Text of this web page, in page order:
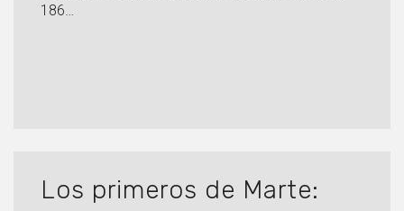
186…
Los primeros de Marte: